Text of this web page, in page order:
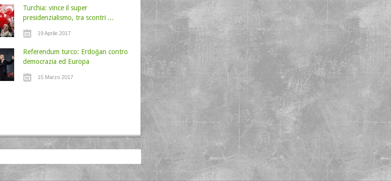
Turchia: vince il super
presidenzialismo, tra scontri ...
19 Aprile 2017
Referendum turco: Erdoğan contro
democrazia ed Europa
15 Marzo 2017